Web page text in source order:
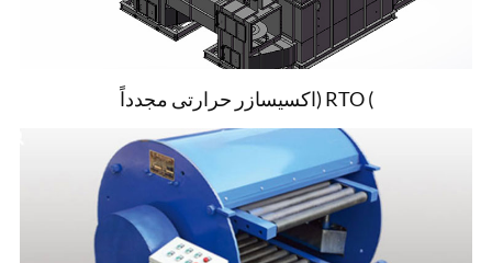
اکسیسازر حرارتی مجدداً) RTO (